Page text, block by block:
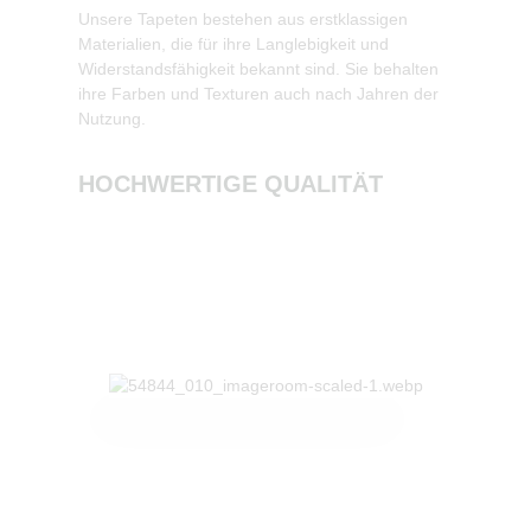
Unsere Tapeten bestehen aus erstklassigen
Materialien, die für ihre Langlebigkeit und
Widerstandsfähigkeit bekannt sind. Sie behalten
ihre Farben und Texturen auch nach Jahren der
Nutzung.
HOCHWERTIGE QUALITÄT